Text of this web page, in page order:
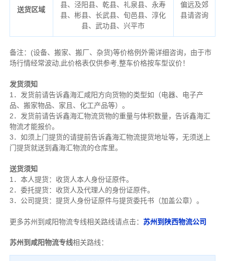
送货区域
县、泾阳县、乾县、礼泉县、永寿
县、彬县、长武县、旬邑县、淳化
县、武功县、兴平市
偏远及郊
县请咨询
备注： (设备、搬家、搬厂、杂货)等价格例外需详细咨询，由于市
场行情经常波动,此价格表仅供参考,整车价格按车型议价！
发货须知
1．发货前请告诉鑫海汇咸阳方向货物的类型如（电器、电子产
品、搬家物品、家且、化工产品等）。
2．发货前请告诉鑫海汇物流货物的重量与体积数量，告诉鑫海汇
物流才能报价。
3．如须上门提货的请提前告诉鑫海汇物流提货地址等，无须送上
门提货就送到鑫海汇物流的仓库里。
送货须知
1．本人提货：收货人本人身份证原件。
2．委托提货：收货人及代理人的身份证原件。
3．公司提货：提货人身份证原件与提货委托书（加盖公章）。
更多苏州到咸阳物流专线相关路线请点击： 苏州到陕西物流公司
苏州到咸阳物流专线相关路线：